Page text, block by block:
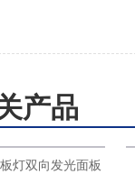
产品
向发光面板